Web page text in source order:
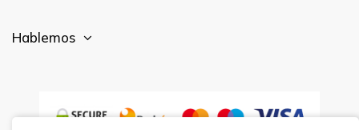
Hablemos